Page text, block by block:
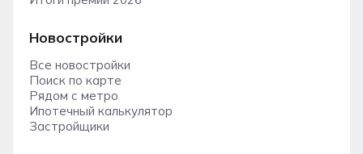
Новостройки
Все новостройки
Поиск по карте
Рядом с метро
Ипотечный калькулятор
Застройщики